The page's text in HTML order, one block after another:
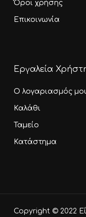
Όροι χρήσης
Επικοινωνία
Εργαλεία
Ο λογαριασμός
Καλάθι
Ταμείο
Κατάστημα
Copyright © 2022